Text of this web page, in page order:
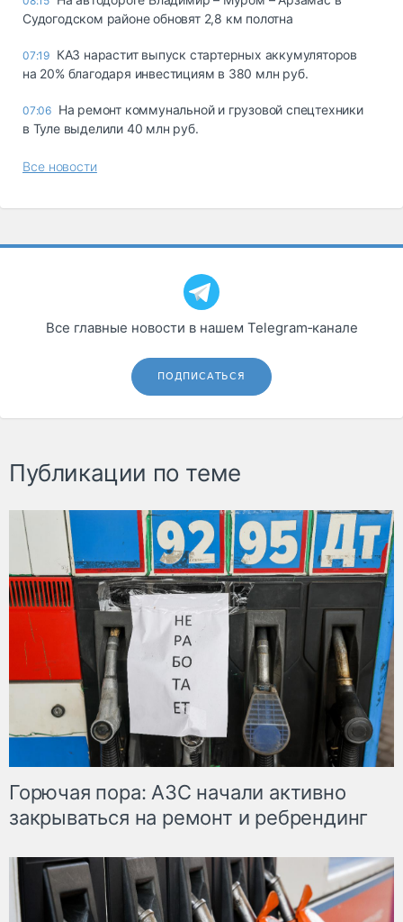
Судогодском районе обновят 2,8 км полотна
07:19 КАЗ нарастит выпуск стартерных аккумуляторов
на 20% благодаря инвестициям в 380 млн руб.
07:06 На ремонт коммунальной и грузовой спецтехники
в Туле выделили 40 млн руб.
Все новости
Все главные новости в нашем Telegram‑канале
ПОДПИСАТЬСЯ
Публикации по теме
Горючая пора: АЗС начали активно
закрываться на ремонт и ребрендинг